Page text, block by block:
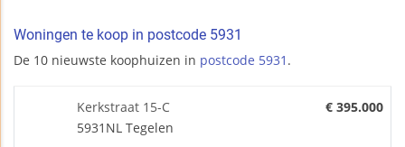
Woningen te koop in postcode 5931
De 10 nieuwste koophuizen in postcode 5931 .
Kerkstraat 15-C
5931NL Tegelen
€ 395.000